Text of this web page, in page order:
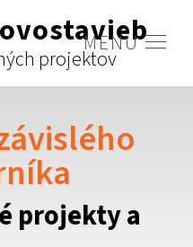
projektov
MENU
projekty a